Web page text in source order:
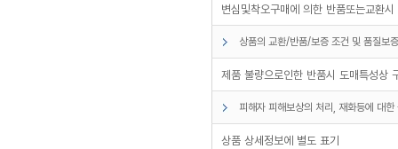
변심및착오구매에 의한 반품또는교환
상품의 교환/반품/보증 조건 및 품질보
제품 불량으로인한 반품시 도매특성상
피해자 피해보상의 처리, 재화등에 대
상품 상세정보에 별도 표기